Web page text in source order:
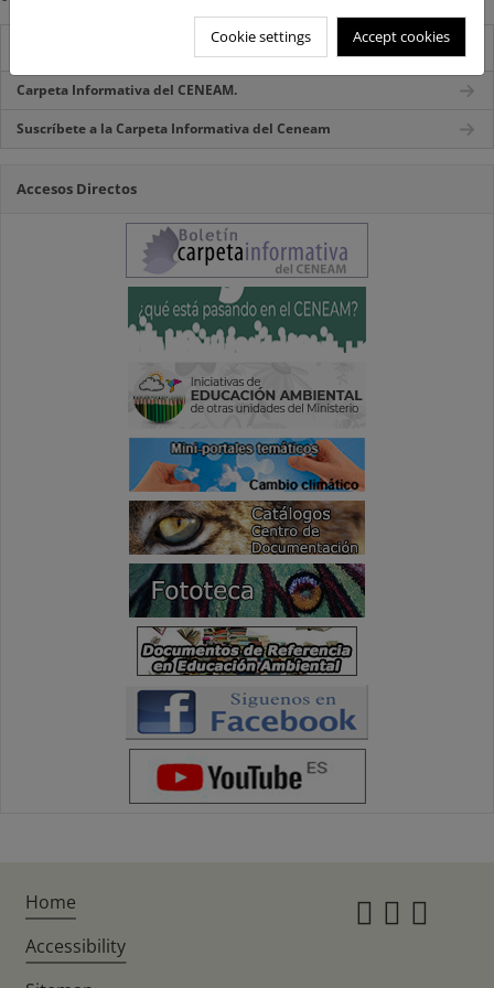
Carpeta Informativa del CENEAM.
Suscríbete a la Carpeta Informativa del Ceneam
Accesos Directos
Cookie settings Accept cookies
Home
Accessibility